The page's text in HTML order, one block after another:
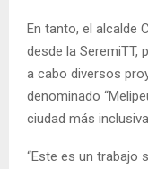
En tanto, el alcalde
desde la SeremiTT,
a cabo diversos
denominado
ciudad más
“Este es un trabajo